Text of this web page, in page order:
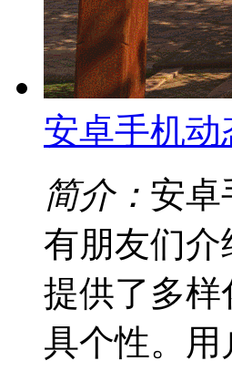
安卓手机
简介： 安卓
有朋友们
提供了多
具个性。